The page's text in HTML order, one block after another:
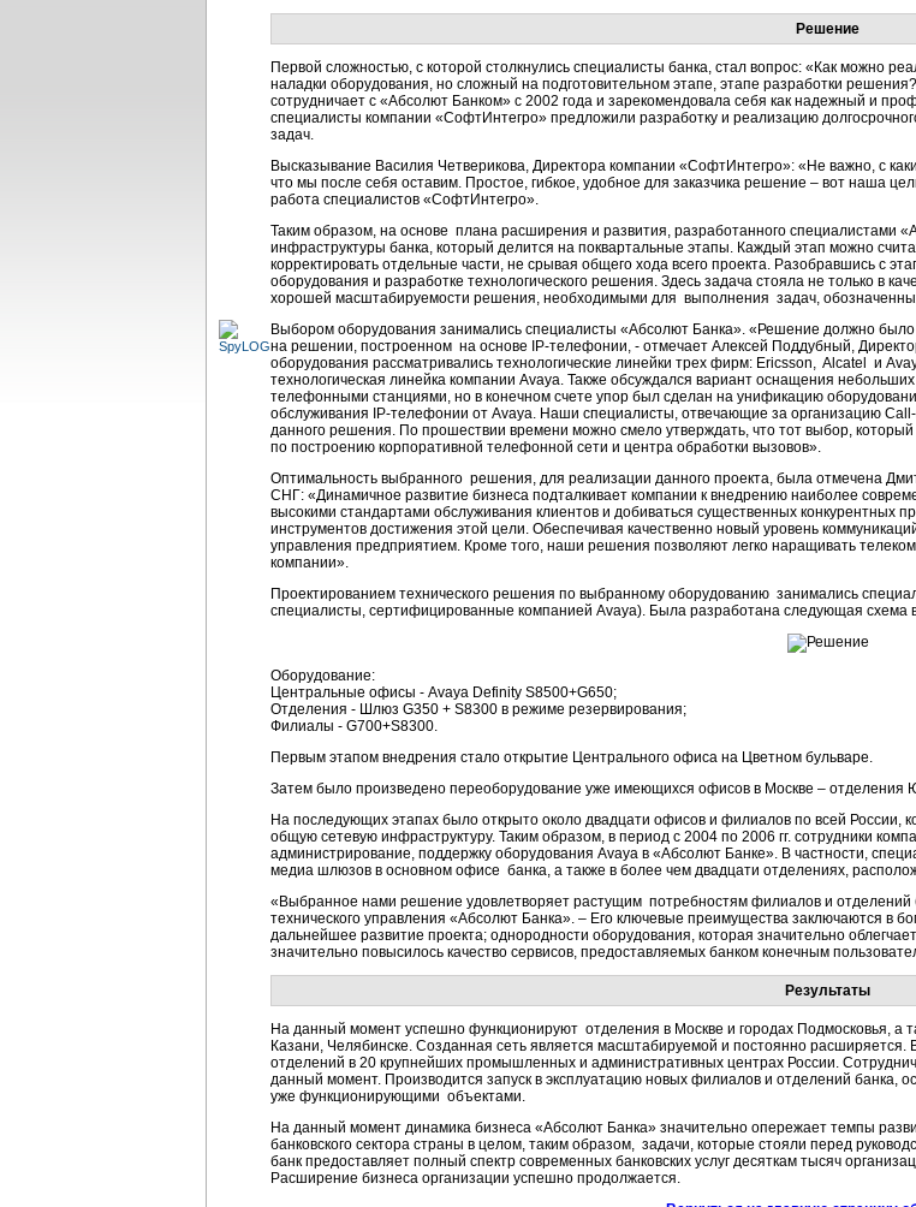
Решение
Первой сложностью, с которой столкнулись специалисты банка, стал вопрос: «Как можно
наладки оборудования, но сложный на подготовительном этапе, этапе разработки
сотрудничает с «Абсолют Банком» с 2002 года и зарекомендовала себя как надежный и
специалисты компании «СофтИнтегро» предложили разработку и реализацию
задач.
Высказывание Василия Четверикова, Директора компании «СофтИнтегро»: «Не важно, с
что мы после себя оставим. Простое, гибкое, удобное для заказчика решение – вот наша
работа специалистов «СофтИнтегро».
Таким образом, на основе плана расширения и развития, разработанного специалистами
инфраструктуры банка, который делится на поквартальные этапы. Каждый этап можно
корректировать отдельные части, не срывая общего хода всего проекта. Разобравшись с
оборудования и разработке технологического решения. Здесь задача стояла не только в
хорошей масштабируемости решения, необходимыми для выполнения задач,
Выбором оборудования занимались специалисты «Абсолют Банка». «Решение должно
на решении, построенном на основе IP-телефонии, - отмечает Алексей Поддубный,
оборудования рассматривались технологические линейки трех фирм: Ericsson, Alcatel и
технологическая линейка компании Avaya. Также обсуждался вариант оснащения
телефонными станциями, но в конечном счете упор был сделан на унификацию
обслуживания IP-телефонии от Avaya. Наши специалисты, отвечающие за организацию
данного решения. По прошествии времени можно смело утверждать, что тот выбор,
по построению корпоративной телефонной сети и центра обработки вызовов».
Оптимальность выбранного решения, для реализации данного проекта, была отмечена
СНГ: «Динамичное развитие бизнеса подталкивает компании к внедрению наиболее
высокими стандартами обслуживания клиентов и добиваться существенных
инструментов достижения этой цели. Обеспечивая качественно новый уровень
управления предприятием. Кроме того, наши решения позволяют легко наращивать
компании».
Проектированием технического решения по выбранному оборудованию занимались
специалисты, сертифицированные компанией Avaya). Была разработана следующая схема
Оборудование:
Центральные офисы - Avaya Definity S8500+G650;
Отделения - Шлюз G350 + S8300 в режиме резервирования;
Филиалы - G700+S8300.
Первым этапом внедрения стало открытие Центрального офиса на Цветном бульваре.
Затем было произведено переоборудование уже имеющихся офисов в Москве – отделения
На последующих этапах было открыто около двадцати офисов и филиалов по всей
общую сетевую инфраструктуру. Таким образом, в период с 2004 по 2006 гг. сотрудники
администрирование, поддержку оборудования Avaya в «Абсолют Банке». В частности,
медиа шлюзов в основном офисе банка, а также в более чем двадцати отделениях,
«Выбранное нами решение удовлетворяет растущим потребностям филиалов и
технического управления «Абсолют Банка». – Его ключевые преимущества заключаются в
дальнейшее развитие проекта; однородности оборудования, которая значительно
значительно повысилось качество сервисов, предоставляемых банком конечным
Результаты
На данный момент успешно функционируют отделения в Москве и городах Подмосковья, а
Казани, Челябинске. Созданная сеть является масштабируемой и постоянно расширяется.
отделений в 20 крупнейших промышленных и административных центрах России.
данный момент. Производится запуск в эксплуатацию новых филиалов и отделений банка,
уже функционирующими объектами.
На данный момент динамика бизнеса «Абсолют Банка» значительно опережает темпы
банковского сектора страны в целом, таким образом, задачи, которые стояли перед
банк предоставляет полный спектр современных банковских услуг десяткам тысяч
Расширение бизнеса организации успешно продолжается.